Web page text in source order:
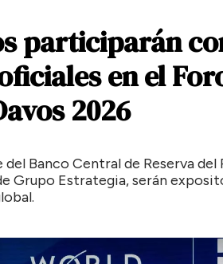
participarán
enel
2026
Banco Central de Reserva del
Grupo Estrategia, serán